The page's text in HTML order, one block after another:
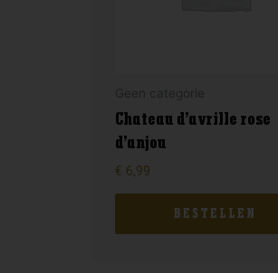
Chateau d’avrille rose
d’anjou
€ 6,99
BESTELLEN